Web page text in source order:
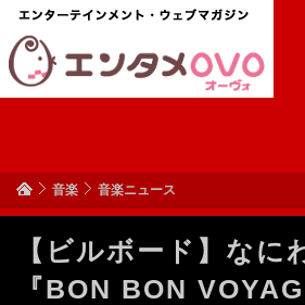
音楽 音楽ニュース
【ビルボード】なに
『BON BON